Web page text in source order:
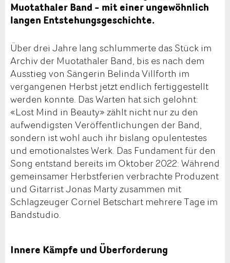
Muotathaler Band – mit einer ungewöhnlich
langen Entstehungsgeschichte.
Über drei Jahre lang schlummerte das Stück im
Archiv der Muotathaler Band, bis es nach dem
Ausstieg von Sängerin Belinda Villforth im
vergangenen Herbst jetzt endlich fertiggestellt
werden konnte. Das Warten hat sich gelohnt:
«Lost Mind in Beauty» zählt nicht nur zu den
aufwendigsten Veröffentlichungen der Band,
sondern ist wohl auch ihr bislang opulentestes
und emotionalstes Werk. Das Fundament für den
Song entstand bereits im Oktober 2022: Während
gemeinsamer Herbstferien verbrachte Produzent
und Gitarrist Jonas Marty zusammen mit
Schlagzeuger Cornel Betschart mehrere Tage im
Bandstudio.
Innere Kämpfe und Überforderung